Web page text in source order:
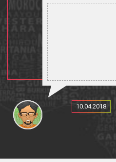
10.04.2018